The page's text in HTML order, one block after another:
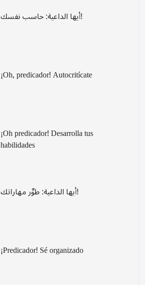
أيها الداعية: حاسب نفسك!
¡Oh, predicador! Autocritícate
¡Oh predicador! Desarrolla tus
habilidades
أيها الداعية: طوِّر مهاراتك!
¡Predicador! Sé organizado